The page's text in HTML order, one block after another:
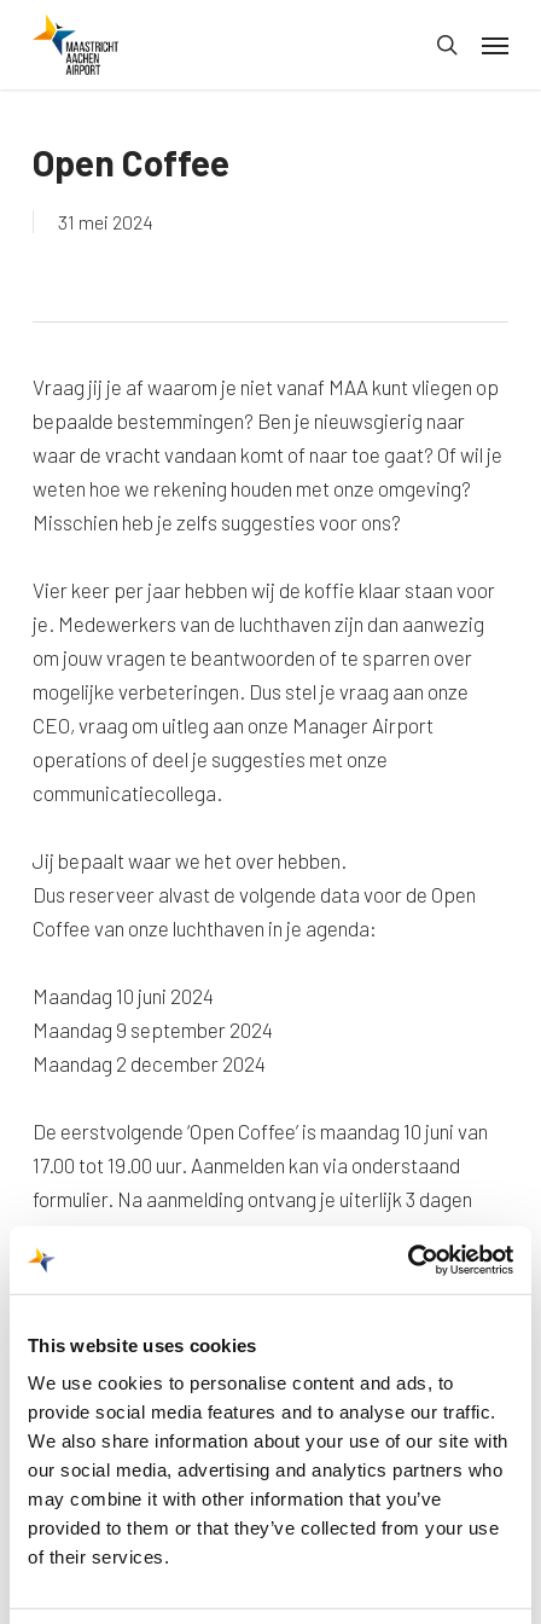
This website uses cookies
We use cookies to personalise content and ads, to
provide social media features and to analyse our traffic.
We also share information about your use of our site with
our social media, advertising and analytics partners who
may combine it with other information that you’ve
provided to them or that they’ve collected from your use
of their services.
search
Menu
Open Coffee
31 mei 2024
Vraag jij je af waarom je niet vanaf MAA kunt vliegen op
bepaalde bestemmingen? Ben je nieuwsgierig naar
waar de vracht vandaan komt of naar toe gaat? Of wil je
weten hoe we rekening houden met onze omgeving?
Misschien heb je zelfs suggesties voor ons?
Vier keer per jaar hebben wij de koffie klaar staan voor
je. Medewerkers van de luchthaven zijn dan aanwezig
om jouw vragen te beantwoorden of te sparren over
mogelijke verbeteringen. Dus stel je vraag aan onze
CEO, vraag om uitleg aan onze Manager Airport
operations of deel je suggesties met onze
communicatiecollega.
Jij bepaalt waar we het over hebben.
Dus reserveer alvast de volgende data voor de Open
Coffee van onze luchthaven in je agenda:
Maandag 10 juni 2024
Maandag 9 september 2024
Maandag 2 december 2024
De eerstvolgende ‘Open Coffee’ is maandag 10 juni van
17.00 tot 19.00 uur. Aanmelden kan via onderstaand
formulier. Na aanmelding ontvang je uiterlijk 3 dagen
Wil jij altijd als eerste op de hoogte zijn van
ontwikkelingen op Maastricht Aachen Airport die jou
Meld je hier aan voor de volgende open coffee:
De aanmelding voor de Open Coffee is nu gesloten.
Houd onze website in de gaten voor nieuwe data.